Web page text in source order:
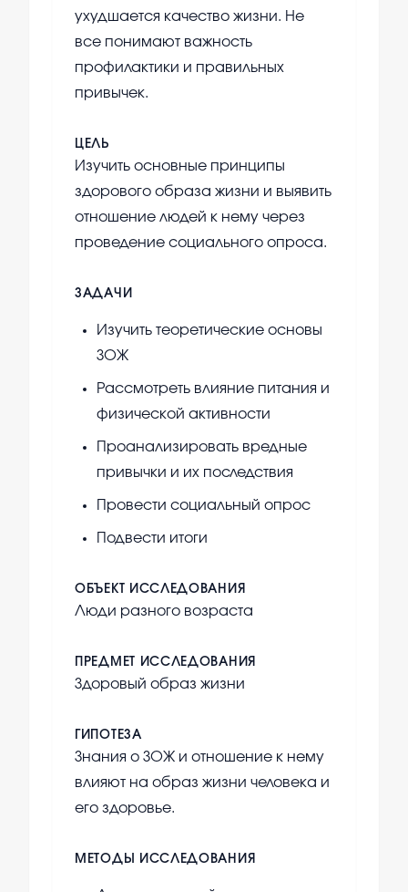
ухудшается качество жизни. Не
все понимают важность
профилактики и правильных
привычек.
ЦЕЛЬ
Изучить основные принципы
здорового образа жизни и выявить
отношение людей к нему через
проведение социального опроса.
ЗАДАЧИ
Изучить теоретические основы
ЗОЖ
Рассмотреть влияние питания и
физической активности
Проанализировать вредные
привычки и их последствия
Провести социальный опрос
Подвести итоги
ОБЪЕКТ ИССЛЕДОВАНИЯ
Люди разного возраста
ПРЕДМЕТ ИССЛЕДОВАНИЯ
Здоровый образ жизни
ГИПОТЕЗА
Знания о ЗОЖ и отношение к нему
влияют на образ жизни человека и
его здоровье.
МЕТОДЫ ИССЛЕДОВАНИЯ